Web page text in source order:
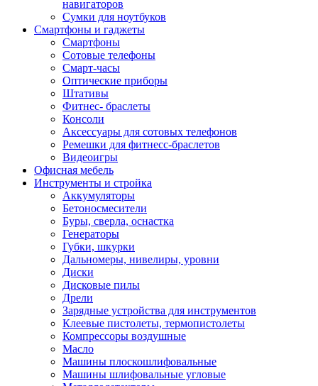
навигаторов
Сумки для ноутбуков
Смартфоны и гаджеты
Смартфоны
Сотовые телефоны
Смарт-часы
Оптические приборы
Штативы
Фитнес- браслеты
Консоли
Аксессуары для сотовых телефонов
Ремешки для фитнесс-браслетов
Видеоигры
Офисная мебель
Инструменты и стройка
Аккумуляторы
Бетоносмесители
Буры, сверла, оснастка
Генераторы
Губки, шкурки
Дальномеры, нивелиры, уровни
Диски
Дисковые пилы
Дрели
Зарядные устройства для инструментов
Клеевые пистолеты, термопистолеты
Компрессоры воздушные
Масло
Машины плоскошлифовальные
Машины шлифовальные угловые